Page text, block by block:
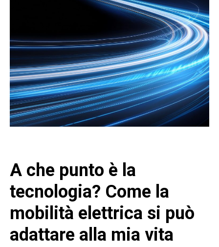
A che punto è la
tecnologia? Come la
mobilità elettrica si può
adattare alla mia vita